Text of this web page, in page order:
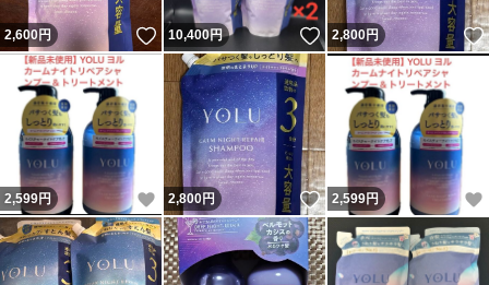
2,600円 いいね！
10,400円 いいね！
2,800円
2,599円 いいね！
2,800円 いいね！
2,599円